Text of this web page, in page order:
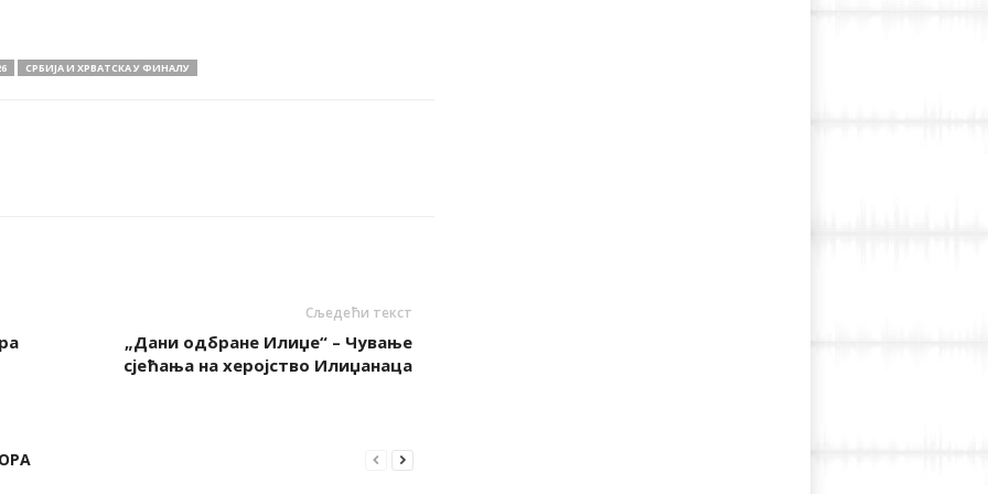
СРБИЈА И ХРВАТСКА У ФИНАЛУ
Сљедећи текст
„Дани одбране Илиџе“ – Чување
сјећања на херојство Илиџанаца